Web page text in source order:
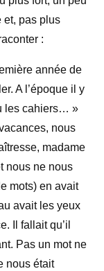
et, pas plus
:
année de
A l’époque il y
les cahiers… »
nous
madame
nous ne nous
mots) en avait
avait les yeux
Il fallait qu’il
Pas un mot ne
nous était